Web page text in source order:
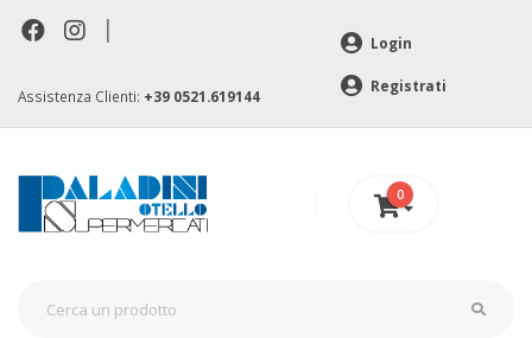
|
Assistenza Clienti: +39 0521.619144
Login
Registrati
0